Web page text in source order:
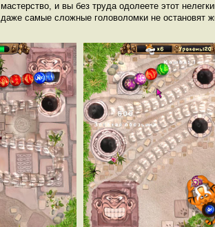
мастерство, и вы без труда одолеете этот
даже самые сложные головоломки не остановят